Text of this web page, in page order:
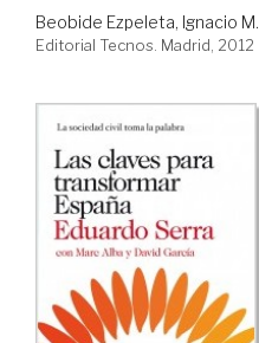
Beobide Ezpeleta, Ignacio M.
Editorial Tecnos. Madrid, 2012